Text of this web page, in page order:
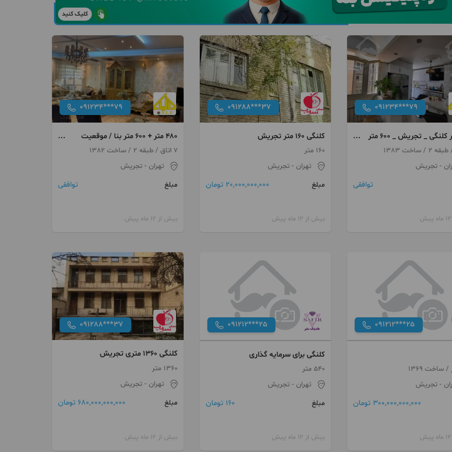
کلیک کنید
091234***79
۵۰۰ متر کلنگی _ تجریش _ ۶۰۰ متر
- تجریش
توافقی
091288***37
کلنگی 160 متر تجریش
160 متر
تهران- تجریش
مبلغ
20,000,000,000 تومان
بیش از 12 ماه پیش
091234***79
۴۸۰ متر + ۶۰۰ متر بنا / موقعیت
عالی
7 اتاق / طبقه 2 / ساخت 1382
تهران - تجریش
مبلغ
توافقی
بیش از 12 ماه پیش
091212***25
- تجریش
300,000,000,000 تومان
091212***25
کلنگی برای سرمایه گذاری
540 متر
تهران- تجریش
مبلغ
160 تومان
بیش از 12 ماه پیش
091288***37
کلنگی 1360 متری تجریش
1360 متر
تهران - تجریش
مبلغ
680,000,000,000 تومان
بیش از 12 ماه پیش